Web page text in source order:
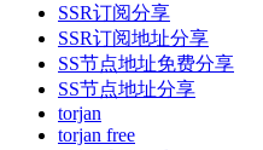
SSR订阅分享
SSR订阅地址分享
SS节点地址免费分享
SS节点地址分享
torjan
torjan free